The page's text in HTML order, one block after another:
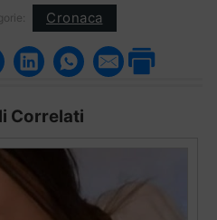
Cronaca
Correlati